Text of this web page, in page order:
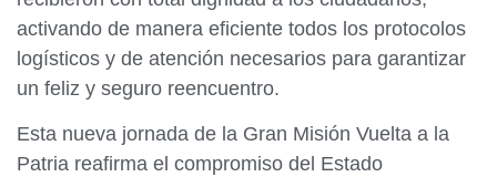
activando de manera eficiente todos los protocolos
logísticos y de atención necesarios para garantizar
un feliz y seguro reencuentro.
Esta nueva jornada de la Gran Misión Vuelta a la
Patria reafirma el compromiso del Estado